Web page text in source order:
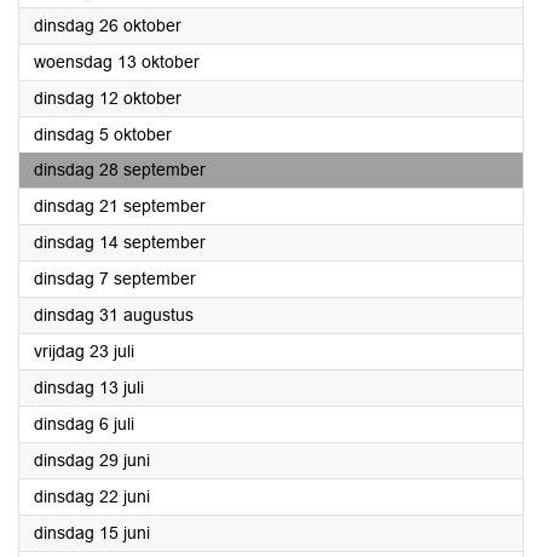
dinsdag 26 oktober2021
woensdag 13 oktober2021
dinsdag 12 oktober2021
dinsdag 5 oktober2021
dinsdag 28 september2021
dinsdag 21 september2021
dinsdag 14 september2021
dinsdag 7 september2021
dinsdag 31 augustus2021
vrijdag 23 juli2021
dinsdag 13 juli2021
dinsdag 6 juli2021
dinsdag 29 juni2021
dinsdag 22 juni2021
dinsdag 15 juni2021